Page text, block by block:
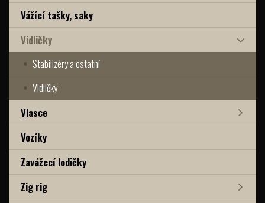
Vážící tašky, saky
Vidličky
Stabilizéry a ostatní
Vidličky
Vlasce
Vozíky
Zavážecí lodičky
Zig rig